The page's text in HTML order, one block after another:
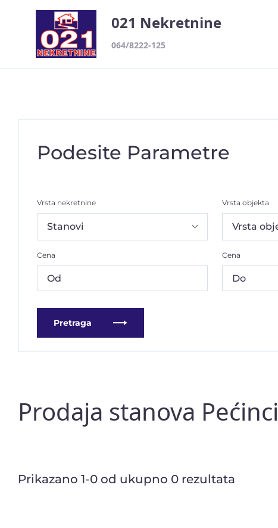
021 Nekretnine
064/8222-125
Podesite Parametre
Vrsta nekretnine Vrsta objekta
Cena Cena
Pretraga
Prodaja stanova Pećinci
Prikazano 1-0 od ukupno 0 rezultata